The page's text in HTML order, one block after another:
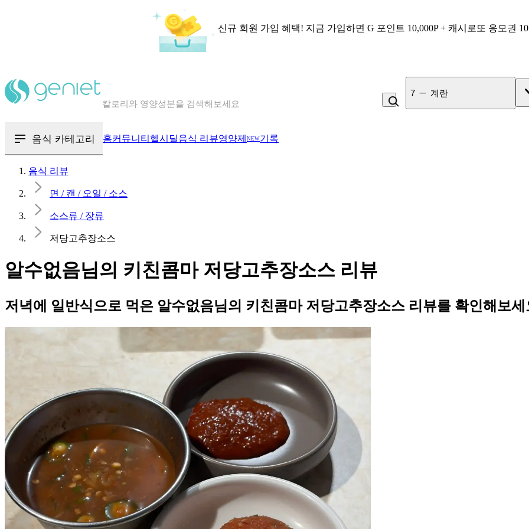
신규 회원 가입 혜택! 지금 가입하면 G 포인트 10,000P + 캐시로또 응모권
혈당 · 다이어트 음식 검색해보세요
7 계란
음식 카테고리 홈커뮤니티 헬시딜음식 리뷰영양제 NEW기록
음식 리뷰
면 / 캔 / 오일 / 소스
소스류 / 장류
저당고추장소스
알수없음님의 키친콤마 저당고추장소스 리뷰
저녁에 일반식으로 먹은 알수없음님의 키친콤마 저당고추장소스 리뷰를 확인해보세